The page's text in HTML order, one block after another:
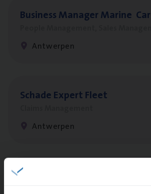
Busi­ness Mana­ger Mari­ne
Antwerpen
Scha­de Expert Fleet
Antwerpen
Claims­hand­ler Fleet